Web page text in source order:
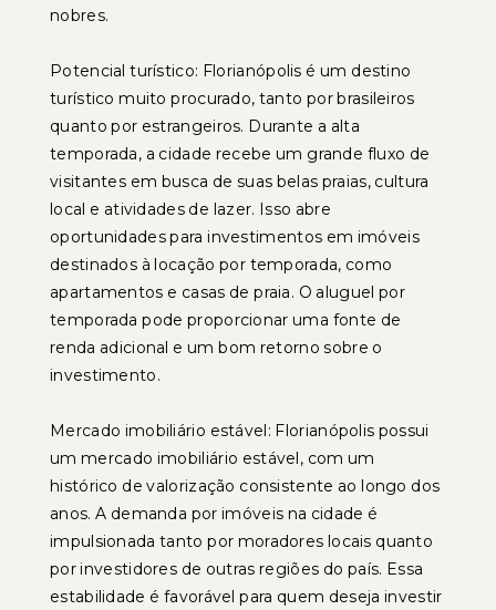
nobres.
Potencial turístico: Florianópolis é um destino
turístico muito procurado, tanto por brasileiros
quanto por estrangeiros. Durante a alta
temporada, a cidade recebe um grande fluxo de
visitantes em busca de suas belas praias, cultura
local e atividades de lazer. Isso abre
oportunidades para investimentos em imóveis
destinados à locação por temporada, como
apartamentos e casas de praia. O aluguel por
temporada pode proporcionar uma fonte de
renda adicional e um bom retorno sobre o
investimento.
Mercado imobiliário estável: Florianópolis possui
um mercado imobiliário estável, com um
histórico de valorização consistente ao longo dos
anos. A demanda por imóveis na cidade é
impulsionada tanto por moradores locais quanto
por investidores de outras regiões do país. Essa
estabilidade é favorável para quem deseja investir